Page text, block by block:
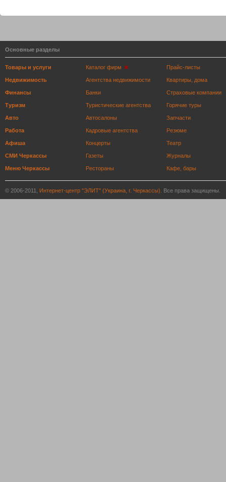
Основные разделы
Товары и услуги
Недвижимость
Финансы
Туризм
Авто
Работа
Афиша
СМИ Черкассы
Меню Черкассы
Каталог фирм
Агентства недвижимости
Банки
Туристические агентства
Автосалоны
Кадровые агентства
Концерты
Газеты
Рестораны
Прайс-листы
Квартиры, дома
Страховые компании
Горячие туры
Запчасти
Резюме
Театр
Журналы
Кафе, бары
© 2006-2011, Интернет-центр "ЭЛИТ" (Украина, г. Черкассы) . Все права защищены.